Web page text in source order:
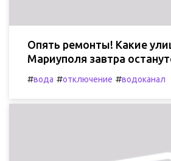
Опять ремонты! Какие
Мариуполя завтра
#вода #отключение #водоканал